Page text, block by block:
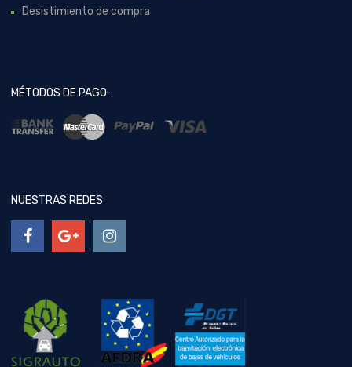
Desistimiento de compra
MÉTODOS DE PAGO:
NUESTRAS REDES